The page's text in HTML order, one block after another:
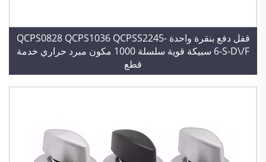
قفل دفع بنقرة واحدة QCPS0828 QCPS1036 QCPSS2245-
6-S-D\/F سبيكة قوية سلسلة 1000 مكون مبرد حراري خدمة
قطع